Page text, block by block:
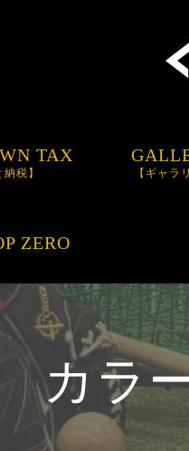
TAX
納税】 【ギャラ
ZERO
カラ